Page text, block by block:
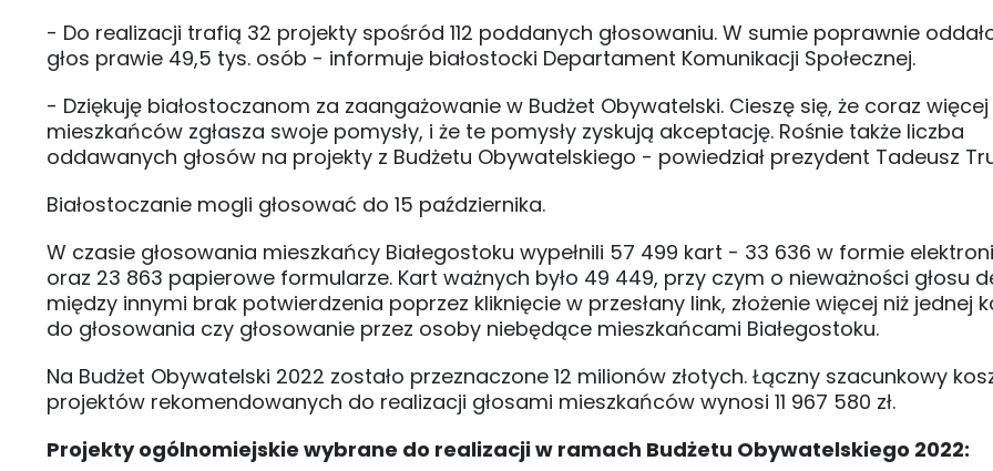
- Do realizacji trafią 32 projekty spośród 112 poddanych głosowaniu. W sumie poprawnie
głos prawie 49,5 tys. osób - informuje białostocki Departament Komunikacji Społecznej.
- Dziękuję białostoczanom za zaangażowanie w Budżet Obywatelski. Cieszę się, że coraz więcej
mieszkańców zgłasza swoje pomysły, i że te pomysły zyskują akceptację. Rośnie także liczba
oddawanych głosów na projekty z Budżetu Obywatelskiego - powiedział prezydent Tadeusz
Białostoczanie mogli głosować do 15 października.
W czasie głosowania mieszkańcy Białegostoku wypełnili 57 499 kart - 33 636 w formie
oraz 23 863 papierowe formularze. Kart ważnych było 49 449, przy czym o nieważności głosu
między innymi brak potwierdzenia poprzez kliknięcie w przesłany link, złożenie więcej niż jednej
do głosowania czy głosowanie przez osoby niebędące mieszkańcami Białegostoku.
Na Budżet Obywatelski 2022 zostało przeznaczone 12 milionów złotych. Łączny szacunkowy
projektów rekomendowanych do realizacji głosami mieszkańców wynosi 11 967 580 zł.
Projekty ogólnomiejskie wybrane do realizacji w ramach Budżetu Obywatelskiego 2022: